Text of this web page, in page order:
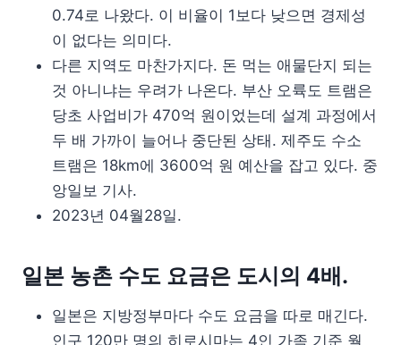
0.74로 나왔다. 이 비율이 1보다 낮으면 경제성
이 없다는 의미다.
다른 지역도 마찬가지다. 돈 먹는 애물단지 되는
것 아니냐는 우려가 나온다. 부산 오륙도 트램은
당초 사업비가 470억 원이었는데 설계 과정에서
두 배 가까이 늘어나 중단된 상태. 제주도 수소
트램은 18km에 3600억 원 예산을 잡고 있다. 중
앙일보 기사.
2023년 04월28일.
일본 농촌 수도 요금은 도시의 4배.
일본은 지방정부마다 수도 요금을 따로 매긴다.
인구 120만 명의 히로시마는 4인 가족 기준 월